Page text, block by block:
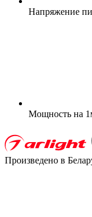
Напряжение
Мощность на
Произведено в